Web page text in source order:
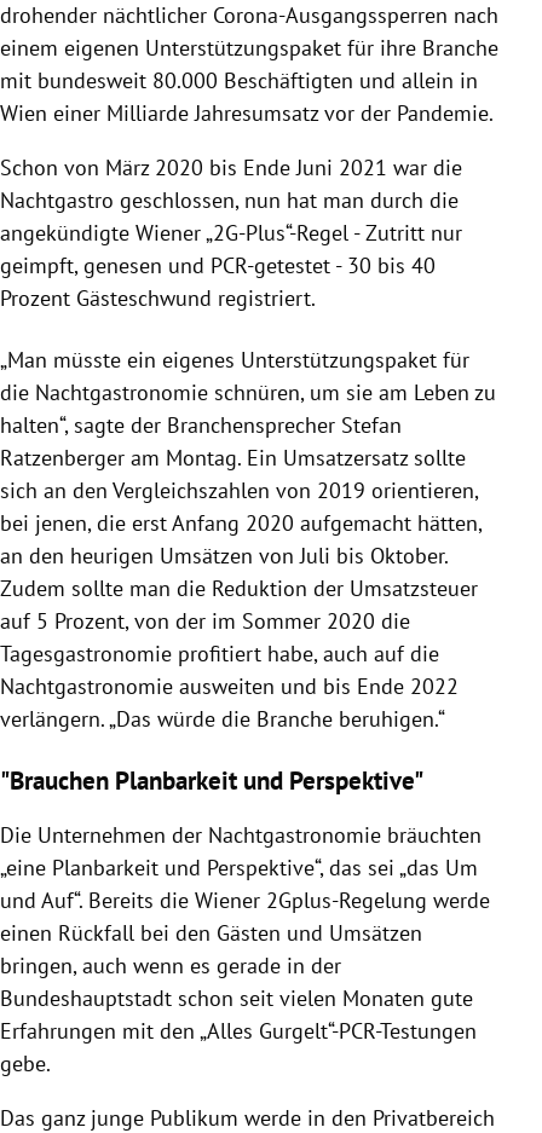
drohender nächtlicher Corona-Ausgangssperren nach
einem eigenen Unterstützungspaket für ihre Branche
mit bundesweit 80.000 Beschäftigten und allein in
Wien einer Milliarde Jahresumsatz vor der Pandemie.
Schon von März 2020 bis Ende Juni 2021 war die
Nachtgastro geschlossen, nun hat man durch die
angekündigte Wiener „2G-Plus“-Regel - Zutritt nur
geimpft, genesen und PCR-getestet - 30 bis 40
Prozent Gästeschwund registriert.
„Man müsste ein eigenes Unterstützungspaket für
die Nachtgastronomie schnüren, um sie am Leben zu
halten“, sagte der Branchensprecher Stefan
Ratzenberger am Montag. Ein Umsatzersatz sollte
sich an den Vergleichszahlen von 2019 orientieren,
bei jenen, die erst Anfang 2020 aufgemacht hätten,
an den heurigen Umsätzen von Juli bis Oktober.
Zudem sollte man die Reduktion der Umsatzsteuer
auf 5 Prozent, von der im Sommer 2020 die
Tagesgastronomie profitiert habe, auch auf die
Nachtgastronomie ausweiten und bis Ende 2022
verlängern. „Das würde die Branche beruhigen.“
"Brauchen Planbarkeit und Perspektive"
Die Unternehmen der Nachtgastronomie bräuchten
„eine Planbarkeit und Perspektive“, das sei „das Um
und Auf“. Bereits die Wiener 2Gplus-Regelung werde
einen Rückfall bei den Gästen und Umsätzen
bringen, auch wenn es gerade in der
Bundeshauptstadt schon seit vielen Monaten gute
Erfahrungen mit den „Alles Gurgelt“-PCR-Testungen
gebe.
Das ganz junge Publikum werde in den Privatbereich